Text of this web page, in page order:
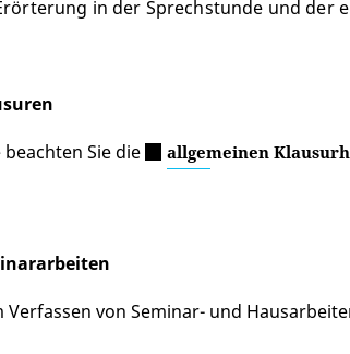
in der Sprechstunde und der
beachten Sie die
allgemeinen
Verfassen von Seminar- und